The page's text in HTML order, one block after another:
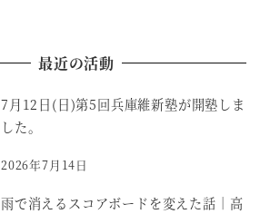
最近の活動
7月12日(日)第5回兵庫維新塾が開塾しま
した。
2026年7月14日
雨で消えるスコアボードを変えた話｜高